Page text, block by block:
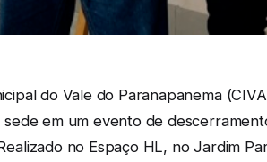
do Vale do Paranapanema
sede em um evento de
no Espaço HL, no Jardim